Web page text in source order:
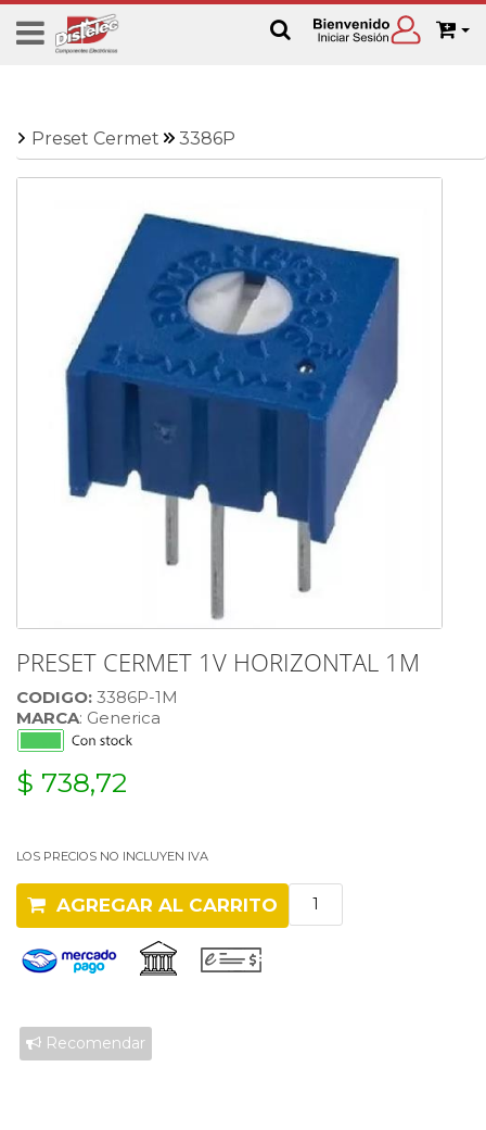
Preset Cermet 3386P
PRESET CERMET 1V HORIZONTAL 1M
CODIGO: 3386P-1M
MARCA: Generica
$ 738,72
LOS PRECIOS NO INCLUYEN IVA
AGREGAR AL CARRITO
Recomendar